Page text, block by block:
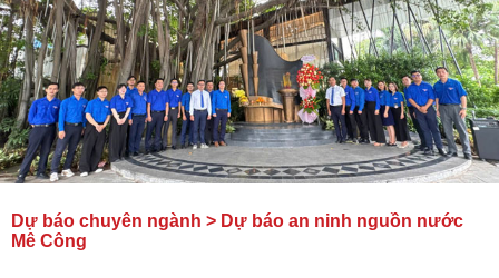
Dự báo chuyên ngành > Dự báo an ninh nguồn nước
Mê Công